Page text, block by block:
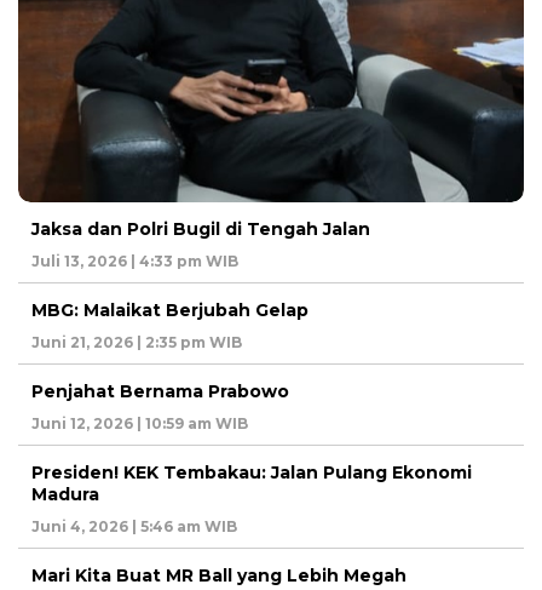
Jaksa dan Polri Bugil di Tengah Jalan
Juli 13, 2026 | 4:33 pm WIB
MBG: Malaikat Berjubah Gelap
Juni 21, 2026 | 2:35 pm WIB
Penjahat Bernama Prabowo
Juni 12, 2026 | 10:59 am WIB
Presiden! KEK Tembakau: Jalan Pulang Ekonomi
Madura
Juni 4, 2026 | 5:46 am WIB
Mari Kita Buat MR Ball yang Lebih Megah